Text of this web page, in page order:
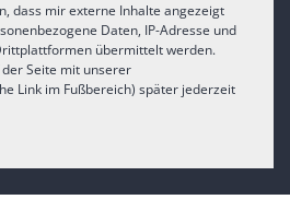
dass mir externe Inhalte angezeigt
Daten, IP-Adresse und
übermittelt werden.
Seite mit unserer
Link im Fußbereich) später jederzeit